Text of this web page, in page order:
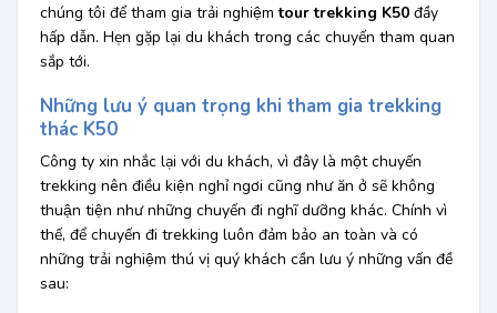
chúng tôi để tham gia trải nghiệmtour trekking K50đầy
hấp dẫn. Hẹn gặp lại du khách trong các chuyến tham quan
sắp tới.
Những lưu ý quan trọng khi tham gia trekking
thác K50
Công ty xin nhắc lại với du khách, vì đây là một chuyến
trekking nên điều kiện nghỉ ngơi cũng như ăn ở sẽ không
thuận tiện như những chuyến đi nghĩ dưỡng khác. Chính vì
thế, để chuyến đi trekking luôn đảm bảo an toàn và có
những trải nghiệm thú vị quý khách cần lưu ý những vấn đề
sau: